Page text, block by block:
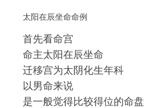
太阳在辰坐命命例
首先看命宫
命主太阳在辰坐命
迁移宫为太阴化生年科
以男命来说
是一般觉得比较得位的命盘